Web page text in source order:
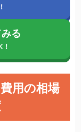
る
用の相場